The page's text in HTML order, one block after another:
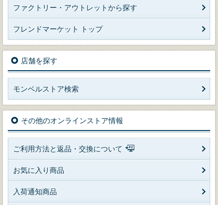
ファクトリー・アウトレットから探す
フレンドマーケット トップ
店舗を探す
モンベルストア検索
その他のオンラインストア情報
ご利用方法と返品・交換について
お気に入り商品
入荷通知商品